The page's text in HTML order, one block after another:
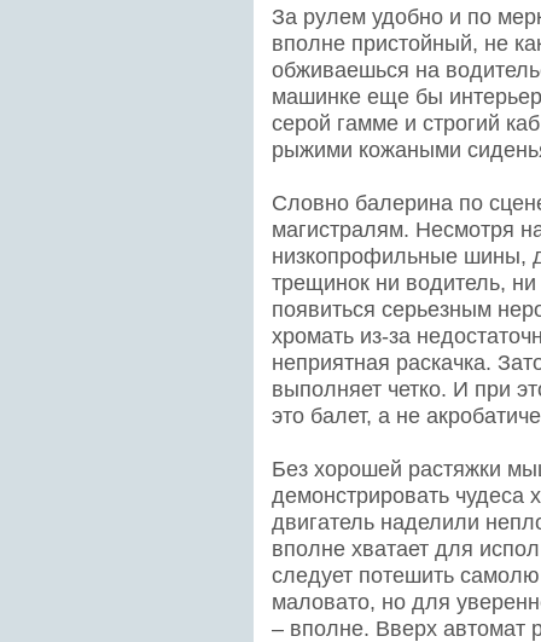
За рулем удобно и по
вполне пристойный, не
обживаешься на
машинке еще бы
серой гамме и строгий
рыжими кожаными
Словно балерина по
магистралям. Несмотря
низкопрофильные шины,
трещинок ни водитель,
появиться серьезным
хромать из-за
неприятная раскачка.
выполняет четко. И при
это балет, а не
Без хорошей растяжки
демонстрировать чудеса
двигатель наделили
вполне хватает для
следует потешить
маловато, но для
– вполне. Вверх автомат